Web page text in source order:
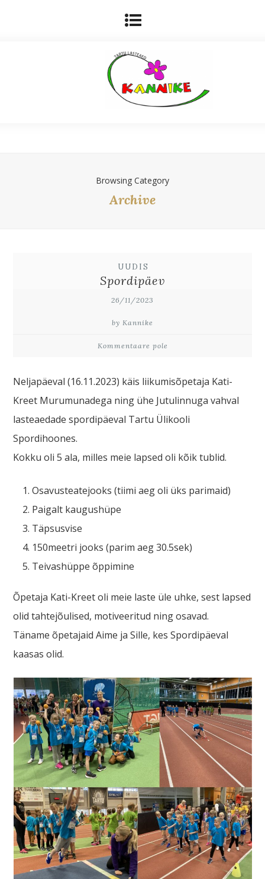
Browsing Category
Archive
UUDIS
Spordipäev
26/11/2023
by Kannike
Kommentaare pole
Neljapäeval (16.11.2023) käis liikumisõpetaja Kati-
Kreet Murumunadega ning ühe Jutulinnuga vahval
lasteaedade spordipäeval Tartu Ülikooli
Spordihoones.
Kokku oli 5 ala, milles meie lapsed oli kõik tublid.
Osavusteatejooks (tiimi aeg oli üks parimaid)
Paigalt kaugushüpe
Täpsusvise
150meetri jooks (parim aeg 30.5sek)
Teivashüppe õppimine
Õpetaja Kati-Kreet oli meie laste üle uhke, sest lapsed
olid tahtejõulised, motiveeritud ning osavad.
Täname õpetajaid Aime ja Sille, kes Spordipäeval
kaasas olid.